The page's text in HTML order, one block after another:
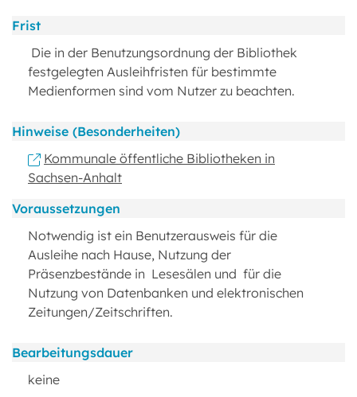
Frist
Die in der Benutzungsordnung der Bibliothek
festgelegten Ausleihfristen für bestimmte
Medienformen sind vom Nutzer zu beachten.
Hinweise (Besonderheiten)
Kommunale öffentliche Bibliotheken in
Sachsen-Anhalt
Voraussetzungen
Notwendig ist ein Benutzerausweis für die
Ausleihe nach Hause, Nutzung der
Präsenzbestände in Lesesälen und für die
Nutzung von Datenbanken und elektronischen
Zeitungen/Zeitschriften.
Bearbeitungsdauer
keine